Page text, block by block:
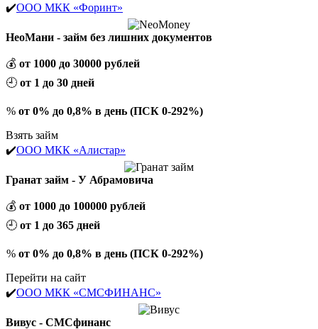
✔️ООО МКК «Форинт»
НеоМани - займ без лишних документов
💰 от 1000 до 30000 рублей
🕘 от 1 до 30 дней
% от 0% до 0,8% в день (ПСК 0-292%)
Взять займ
✔️ООО МКК «Алистар»
Гранат займ - У Абрамовича
💰 от 1000 до 100000 рублей
🕘 от 1 до 365 дней
% от 0% до 0,8% в день (ПСК 0-292%)
Перейти на сайт
✔️ООО МКК «СМСФИНАНС»
Вивус - СМСфинанс